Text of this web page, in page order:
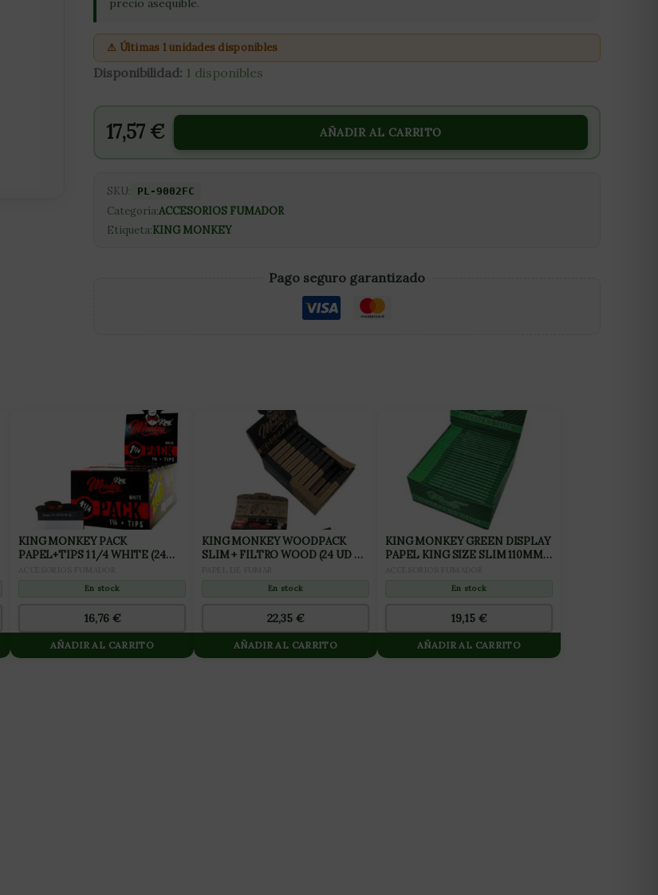
precio asequible.
⚠ Últimas 1 unidades disponibles
Disponibilidad: 1 disponibles
17,57 € AÑADIR AL CARRITO
SKU: PL-9002FC
Categoría:ACCESORIOS FUMADOR
Etiqueta:KING MONKEY
Pago seguro garantizado
KING MONKEY PACK
PAPEL+TIPS 1 1/4 WHITE (24
En stock
16,76 €
AÑADIR AL CARRITO
KING MONKEY WOODPACK
SLIM + FILTRO WOOD (24 UD /
En stock
22,35 €
AÑADIR AL CARRITO
KING MONKEY GREEN DISPLAY
PAPEL KING SIZE SLIM 110MM
En stock
19,15 €
AÑADIR AL CARRITO